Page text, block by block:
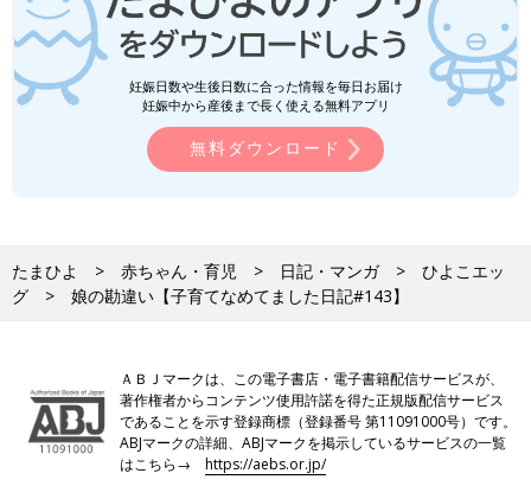
妊娠日数や生後日数に合った情報を毎日お届け
妊娠中から産後まで長く使える無料アプリ
無料ダウンロード
たまひよ 赤ちゃん・育児 日記・マンガ
ひよこエッ
グ
娘の勘違い【子育てなめてました日記#143】
ＡＢＪマークは、この電子書店・電子書籍配信サービスが、
著作権者からコンテンツ使用許諾を得た正規版配信サービス
であることを示す登録商標（登録番号 第11091000号）です。
ABJマークの詳細、ABJマークを掲示しているサービスの一覧
はこちら→https://aebs.or.jp/